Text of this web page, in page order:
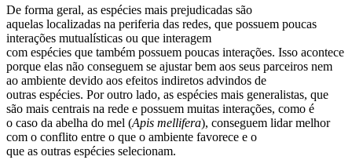
De forma geral, as espécies mais prejudicadas são
aquelas localizadas na periferia das redes, que possuem poucas
interações mutualísticas ou que interagem
com espécies que também possuem poucas interações. Isso acontece
porque elas não conseguem se ajustar bem aos seus parceiros nem
ao ambiente devido aos efeitos indiretos advindos de
outras espécies. Por outro lado, as espécies mais generalistas, que
são mais centrais na rede e possuem muitas interações, como é
o caso da abelha do mel (Apis mellifera), conseguem lidar melhor
com o conflito entre o que o ambiente favorece e o
que as outras espécies selecionam.